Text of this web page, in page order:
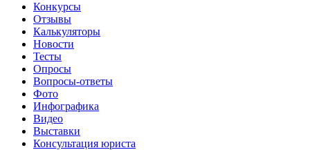
Конкурсы
Отзывы
Калькуляторы
Новости
Тесты
Опросы
Вопросы-ответы
Фото
Инфографика
Видео
Выставки
Консультация юриста